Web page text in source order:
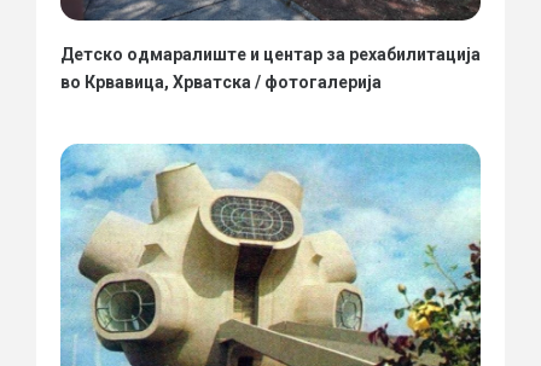
Детско одмаралиште и центар за рехабилитација
во Крвавица, Хрватска / фотогалерија